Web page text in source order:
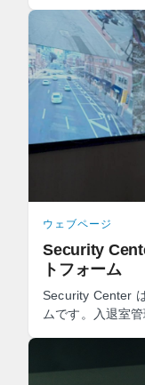
ビジネスを ...
ウェブページ
Security
トフォーム
Security Center
ムです。入退室